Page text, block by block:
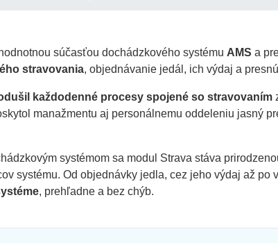
súčasťou dochádzkového systému AMS a
stravovania, objednávanie jedál, ich výdaj a
každodenné procesy spojené so stravovaním
manažmentu aj personálnemu oddeleniu jasný
systémom sa modul Strava stáva
systému. Od objednávky jedla, cez jeho výdaj až po
, prehľadne a bez chýb.